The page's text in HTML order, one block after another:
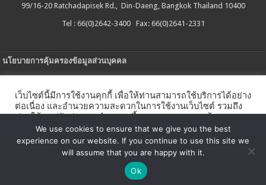
99/16-20 Ratchadapisek Rd., Din-Daeng, Bangkok Thailand 10400
Tel : 66(0)2642-3400 Fax: 66(0)2641-2331
นโยบายการคุ้มครองข้อมูลส่วนบุคคล
นโยบายการใช้คกกี้
นโยบายความปลอดภัยของข้อมูลสารสนเทศ
เว็บไซต์นี้มีการใช้งานคุกกี้ เพื่อให้ท่านสามารถใช้บริการได้อย่าง
ต่อเนื่อง และอำนวยความสะดวกในการใช้งานเว็บไซต์ รวมถึง
ช่วยให้เราปรับปรุงการนำเสนอเนื้อหาตรงตามความต้องการ
ของท่าน โดยสามารถศึกษารายละเอียดเพิ่มเติมได้ใน นโยบาย
คุกกี้
We use cookies to ensure that we give you the best
experience on our website. If you continue to use this site we
will assume that you are happy with it.
Ok